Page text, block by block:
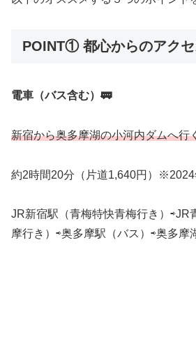
POINT① 都心からのアク
電車（バス含む）🚃
新宿から奥多摩湖の小河内ダムへ行
約2時間20分（片道1,640円）※2024
JR新宿駅（青梅特快青梅行き）⇨JR
摩行き）⇨奥多摩駅（バス）⇨奥多摩